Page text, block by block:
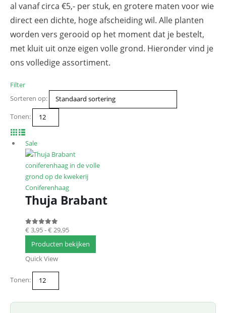
al vanaf circa €5,- per stuk, en grotere maten voor wie
direct een dichte, hoge afscheiding wil. Alle planten
worden vers gerooid op het moment dat je bestelt,
met kluit uit onze eigen volle grond. Hieronder vind je
ons volledige assortiment.
Filter
Sorteren op:
Tonen:
Sale
Coniferenhaag
Thuja Brabant
0 out of 5
€ 3,95-€ 29,95
Producten bekijken
Quick View
Tonen: